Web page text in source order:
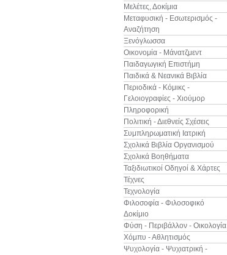
Μελέτες, Δοκίμια
Μεταφυσική - Εσωτερισμός -
Αναζήτηση
Ξενόγλωσσα
Οικονομία - Μάνατζμεντ
Παιδαγωγική Επιστήμη
Παιδικά & Νεανικά Βιβλία
Περιοδικά - Κόμικς -
Γελοιογραφίες - Χιούμορ
Πληροφορική
Πολιτική - Διεθνείς Σχέσεις
Συμπληρωματική Ιατρική
Σχολικά Βιβλία Οργανισμού
Σχολικά Βοηθήματα
Ταξιδιωτικοί Οδηγοί & Χάρτες
Τέχνες
Τεχνολογία
Φιλοσοφία - Φιλοσοφικό
Δοκίμιο
Φύση - Περιβάλλον - Οικολογία
Χόμπυ - Αθλητισμός
Ψυχολογία - Ψυχιατρική -